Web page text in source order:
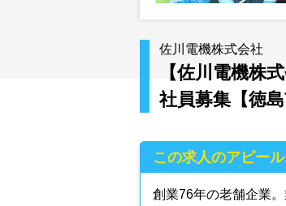
佐川電機株式会社
【佐川電機
社員募集【徳島
この求人のアピー
創業76年の老舗企業